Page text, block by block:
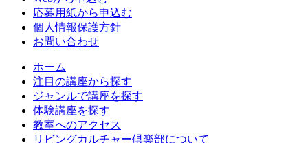
応募用紙から申込む
個人情報保護方針
お問い合わせ
ホーム
注目の講座から探す
ジャンルで講座を探す
体験講座を探す
教室へのアクセス
リビングカルチャー倶楽部について